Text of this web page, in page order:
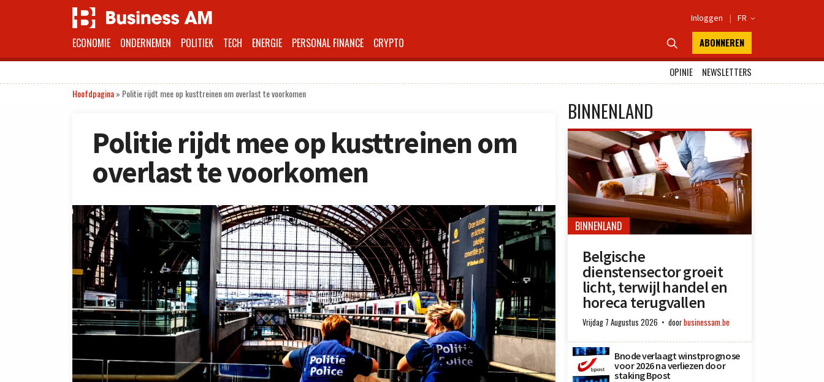
Inloggen | FR 
ECONOMIE ONDERNEMEN POLITIEK TECH ENERGIE PERSONAL FINANCE CRYPTO  ABONNEREN
OPINIE
NEWSLETTERS
Hoofdpagina» Politie rijdt mee op kusttreinen om overlast te voorkomen
Politie rijdt mee op kusttreinen om
overlast te voorkomen
BINNENLAND
BINNENLAND
Belgische
dienstensector groeit
licht, terwijl handel en
horeca terugvallen
Vrijdag 7 Augustus 2026 doorbusinessam.be
Bnode verlaagt winstprognose
voor 2026 na verliezen door
staking Bpost